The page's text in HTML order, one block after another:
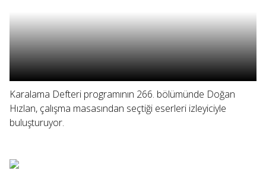
Karalama Defteri programının 266. bölümünde Doğan
Hızlan, çalışma masasından seçtiği eserleri izleyiciyle
buluşturuyor.